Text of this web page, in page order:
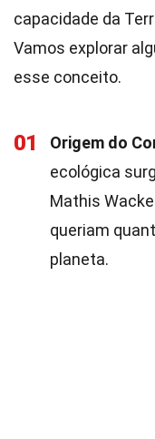
capacidade da
Vamos explorar
esse conceito.
01 Origem do
ecológica
Mathis
queriam
planeta.